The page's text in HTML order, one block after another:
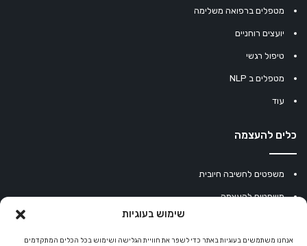
שימוש בעוגיות
אנחנו משתמשים בעוגיות באתר כדי לשפר את חוויית הגלישה ושימוש בכל הכלים המתקדמים
מטפלים ברפואה משלימה
יועצים רוחניים
טיפול רגשי
מטפלים ב NLP
עוד
כלים להעצמה
משפטים לחשיבה חיובית
משפטים להעצמה
מחשבון נומרולוגיה